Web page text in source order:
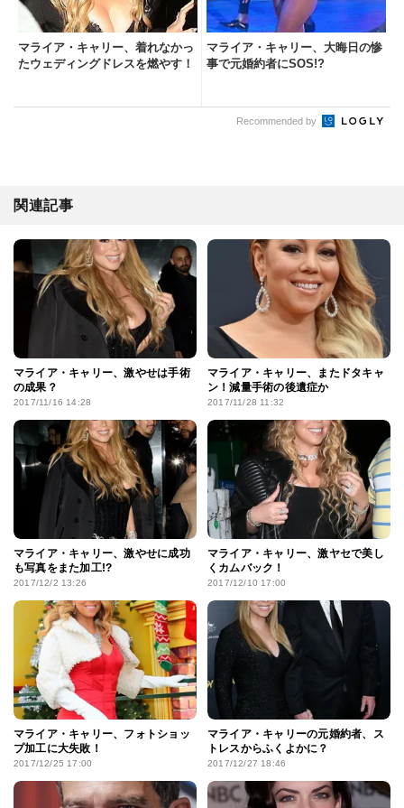
マライア・キャリー、着れなかっ
たウェディングドレスを燃やす！
マライア・キャリー、大晦日の惨
事で元婚約者にSOS!?
Recommended by
関連記事
マライア・キャリー、激やせは手術
の成果？
2017/11/16 14:28
マライア・キャリー、またドタキャ
ン！減量手術の後遺症か
2017/11/28 11:32
マライア・キャリー、激やせに成功
も写真をまた加工!?
2017/12/2 13:26
マライア・キャリー、激ヤセで美し
くカムバック！
2017/12/10 17:00
マライア・キャリー、フォトショッ
プ加工に大失敗！
2017/12/25 17:00
マライア・キャリーの元婚約者、ス
トレスからふくよかに？
2017/12/27 18:46